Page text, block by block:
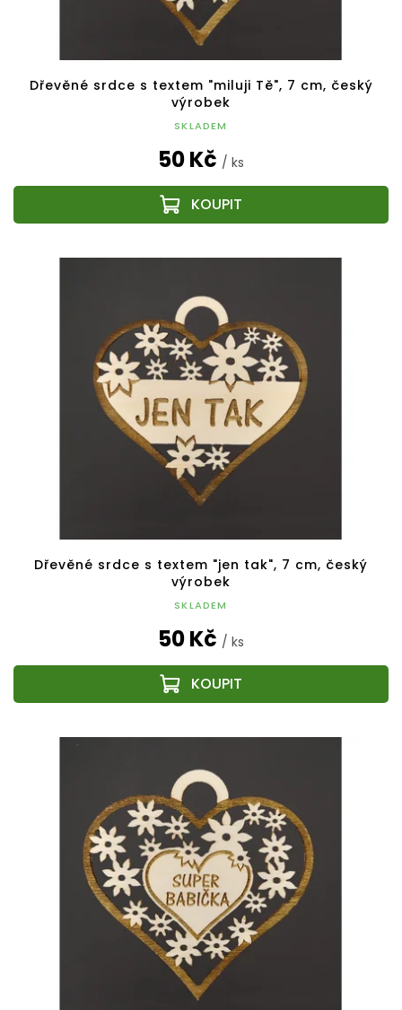
Dřevěné srdce s textem "miluji Tě", 7 cm, český
výrobek
SKLADEM
50 Kč / ks
Dřevěné srdce s textem "jen tak", 7 cm, český
výrobek
SKLADEM
50 Kč / ks